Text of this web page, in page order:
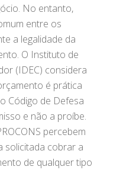
No entanto,
entre os
a legalidade da
O Instituto de
(IDEC) considera
é prática
Código de Defesa
e não a proíbe.
percebem
solicitada cobrar a
de qualquer tipo